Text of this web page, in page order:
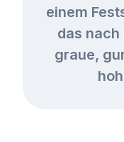
einem
das nach
graue,